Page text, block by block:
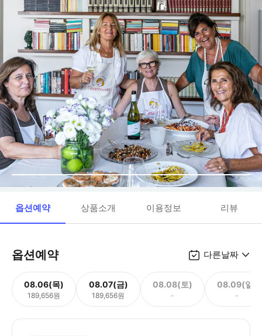
옵션예약 상품소개 이용정보 리뷰
옵션예약 다른날짜
08.06(목)
189,656원
08.07(금)
189,656원
08.08(토)
-
08.09(일)
-